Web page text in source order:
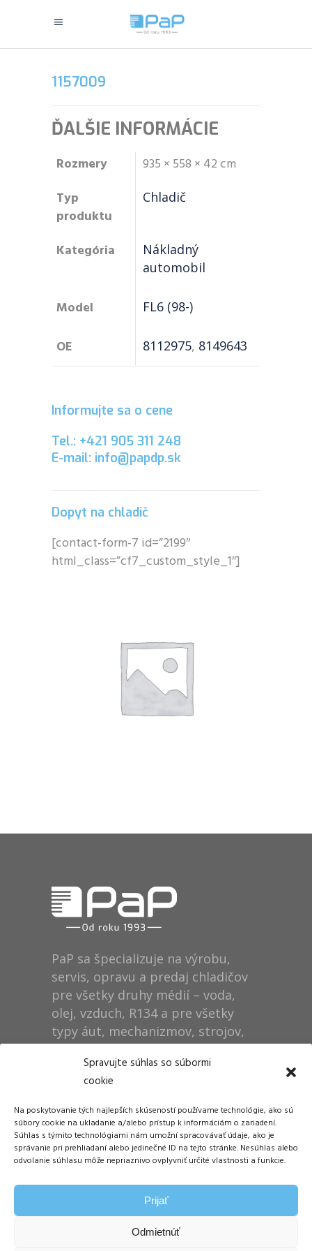
Spravujte súhlas so súbormi
cookie
Na poskytovanie tých najlepších skúseností používame technológie, ako sú
súbory cookie na ukladanie a/alebo prístup k informáciám o zariadení.
Súhlas s týmito technológiami nám umožní spracovávať údaje, ako je
správanie pri prehliadaní alebo jedinečné ID na tejto stránke. Nesúhlas alebo
odvolanie súhlasu môže nepriaznivo ovplyvniť určité vlastnosti a funkcie.
Prijať
Odmietnúť
1157009
ĎALŠIE INFORMÁCIE
Rozmery
935 × 558 × 42 cm
Typ
produktu
Chladič
Kategória
Nákladný
automobil
Model FL6 (98-)
OE 8112975, 8149643
Informujte sa o cene
Tel.: +421 905 311 248
E-mail: info@papdp.sk
Dopyt na chladič
[contact-form-7 id=”2199″
html_class=”cf7_custom_style_1″]
PaP sa špecializuje na výrobu,
servis, opravu a predaj chladičov
pre všetky druhy médií – voda,
olej, vzduch, R134 a pre všetky
typy áut, mechanizmov, strojov,
technológií, rušňov…
Dušan Pytel P a P
ŠM Stráže
058 01 Poprad
Tel.: +421 905 311 248
info@papdp.sk